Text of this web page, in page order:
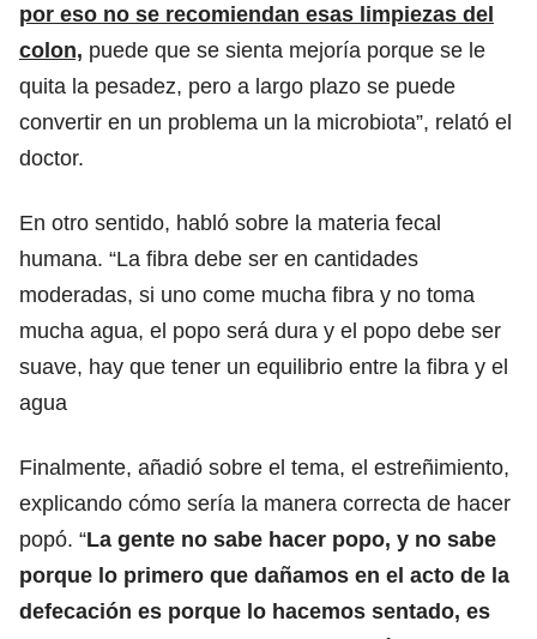
por eso no se recomiendan esas limpiezas del
colon, puede que se sienta mejoría porque se le
quita la pesadez, pero a largo plazo se puede
convertir en un problema un la microbiota”, relató el
doctor.
En otro sentido, habló sobre la materia fecal
humana. “La fibra debe ser en cantidades
moderadas, si uno come mucha fibra y no toma
mucha agua, el popo será dura y el popo debe ser
suave, hay que tener un equilibrio entre la fibra y el
agua
Finalmente, añadió sobre el tema, el estreñimiento,
explicando cómo sería la manera correcta de hacer
popó. “La gente no sabe hacer popo, y no sabe
porque lo primero que dañamos en el acto de la
defecación es porque lo hacemos sentado, es